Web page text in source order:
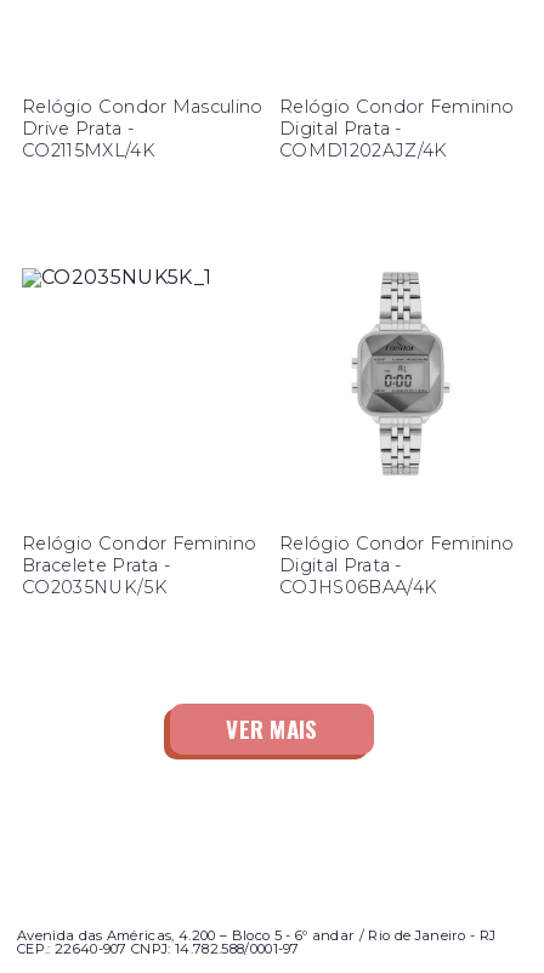
Relógio Condor Masculino
Drive Prata -
CO2115MXL/4K
Relógio Condor Feminino
Digital Prata -
COMD1202AJZ/4K
Relógio Condor Feminino
Bracelete Prata -
CO2035NUK/5K
Relógio Condor Feminino
Digital Prata -
COJHS06BAA/4K
Avenida das Américas, 4.200 – Bloco 5 - 6º andar / Rio de Janeiro - RJ
CEP.: 22640-907 CNPJ: 14.782.588/0001-97